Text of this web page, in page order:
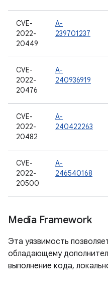
CVE-
2022-
20449
A-
239701237
CVE-
2022-
20476
A-
240936919
CVE-
2022-
20482
A-
240422263
CVE-
2022-
20500
A-
246540168
Media Framework
Эта уязвимость
обладающему
выполнение кода,